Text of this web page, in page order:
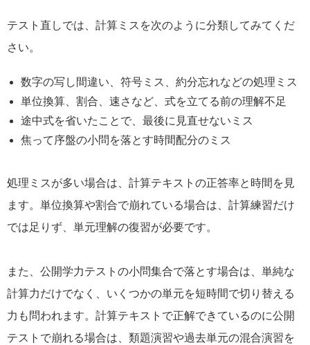
テスト直しでは、計算ミスを次のように分類してみてくだ
さい。
数字の写し間違い、符号ミス、約分忘れなどの処理ミス
単位換算、割合、速さなど、式を立てる前の理解不足
途中式を省いたことで、最後に見直せないミス
焦って序盤の小問を落とす時間配分のミス
処理ミスが多い場合は、計算テキストの正答率と時間を見
ます。単位換算や割合で崩れている場合は、計算練習だけ
では足りず、単元理解の復習が必要です。
また、公開学力テストの小問集合で落とす場合は、単純な
計算力だけでなく、いくつかの単元を短時間で切り替える
力も問われます。計算テキストで正解できているのに公開
テストで崩れる場合は、類題演習や過去単元の混合演習を